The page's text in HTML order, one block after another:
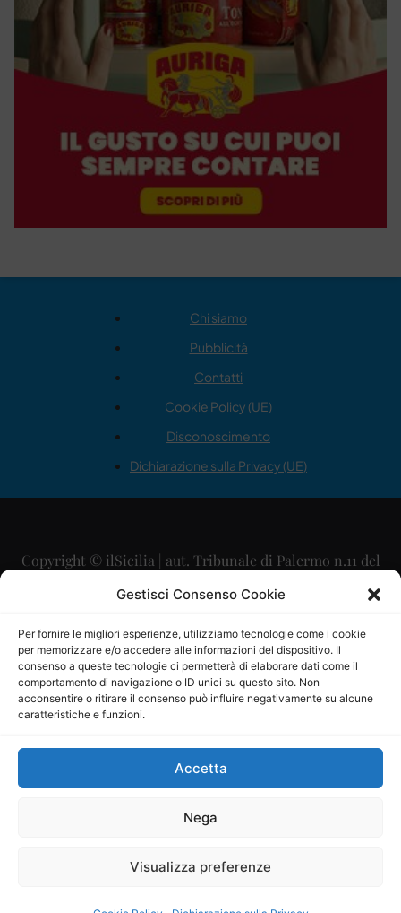
Gestisci Consenso Cookie
Per fornire le migliori esperienze, utilizziamo tecnologie come i cookie
per memorizzare e/o accedere alle informazioni del dispositivo. Il
consenso a queste tecnologie ci permetterà di elaborare dati come il
comportamento di navigazione o ID unici su questo sito. Non
acconsentire o ritirare il consenso può influire negativamente su alcune
caratteristiche e funzioni.
Accetta
Nega
Visualizza preferenze
Chi siamo
Pubblicità
Contatti
Cookie Policy (UE)
Disconoscimento
Dichiarazione sulla Privacy (UE)
Copyright © ilSicilia | aut. Tribunale di Palermo n.11 del
29/09/2015
Direttore Editoriale: Maurizio Scaglione
Direttore Responsabile: Maria Calabrese
P.IVA: 06334930820
Mercurio Comunicazione Società Cooperativa a r.l. è
iscritta al Registro degli Operatori di Comunicazione al
Sito gestito daLa Digitale srl–info@ladigitale.it